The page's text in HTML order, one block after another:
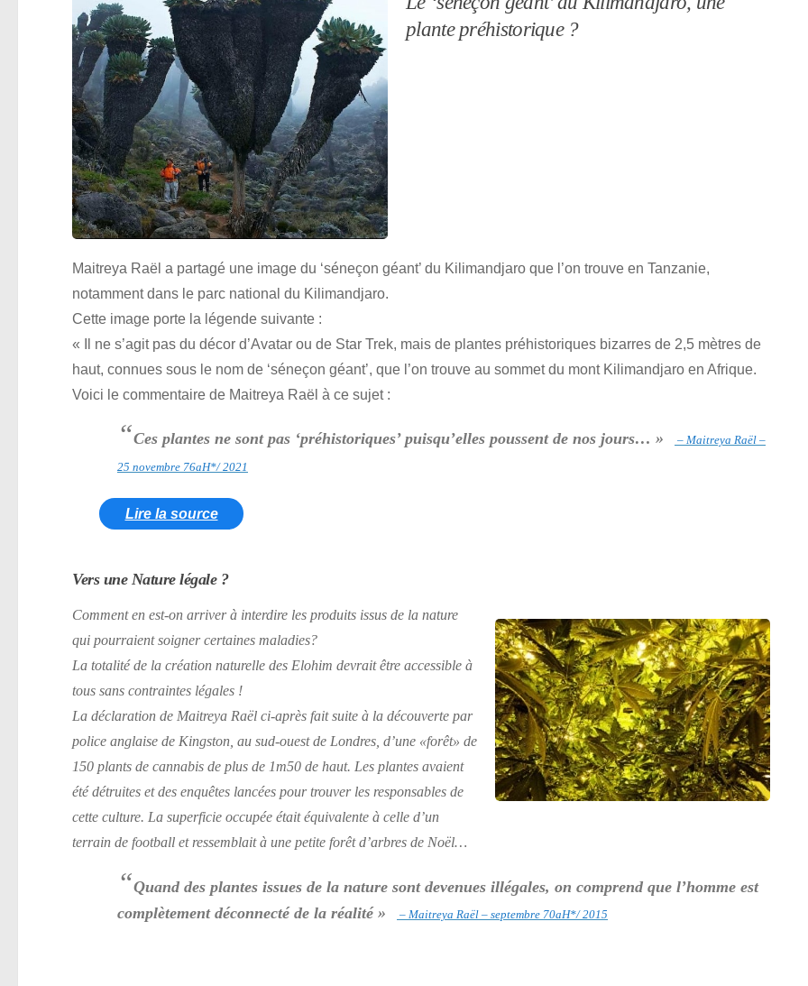
plante préhistorique ?
Maitreya Raël a partagé une image du ‘séneçon géant’ du Kilimandjaro que l’on trouve en Tanzanie,
notamment dans le parc national du Kilimandjaro.
Cette image porte la légende suivante :
« Il ne s’agit pas du décor d’Avatar ou de Star Trek, mais de plantes préhistoriques bizarres de 2,5 mètres de
haut, connues sous le nom de ‘séneçon géant’, que l’on trouve au sommet du mont Kilimandjaro en Afrique.
Voici le commentaire de Maitreya Raël à ce sujet :
“Ces plantes ne sont pas ‘préhistoriques’ puisqu’elles poussent de nos jours… »
– Maitreya Raël –
25 novembre 76aH*/ 2021
Lire la source
Vers une Nature légale ?
Comment en est-on arriver à interdire les produits issus de la nature
qui pourraient soigner certaines maladies?
La totalité de la création naturelle des Elohim devrait être accessible à
tous sans contraintes légales !
La déclaration de Maitreya Raël ci-après fait suite à la découverte par
police anglaise de Kingston, au sud-ouest de Londres, d’une «forêt» de
150 plants de cannabis de plus de 1m50 de haut. Les plantes avaient
été détruites et des enquêtes lancées pour trouver les responsables de
cette culture. La superficie occupée était équivalente à celle d’un
terrain de football et ressemblait à une petite forêt d’arbres de Noël…
“Quand des plantes issues de la nature sont devenues illégales, on comprend que l’homme est
complètement déconnecté de la réalité »
– Maitreya Raël – septembre 70aH*/ 2015